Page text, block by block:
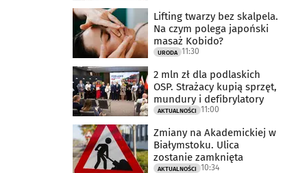
Lifting twarzy bez skalpela.
Na czym polega japoński
masaż Kobido?
URODA 11:30
2 mln zł dla podlaskich
OSP. Strażacy kupią sprzęt,
mundury i defibrylatory
AKTUALNOŚCI 11:00
Zmiany na Akademickiej w
Białymstoku. Ulica
zostanie zamknięta
AKTUALNOŚCI 10:34